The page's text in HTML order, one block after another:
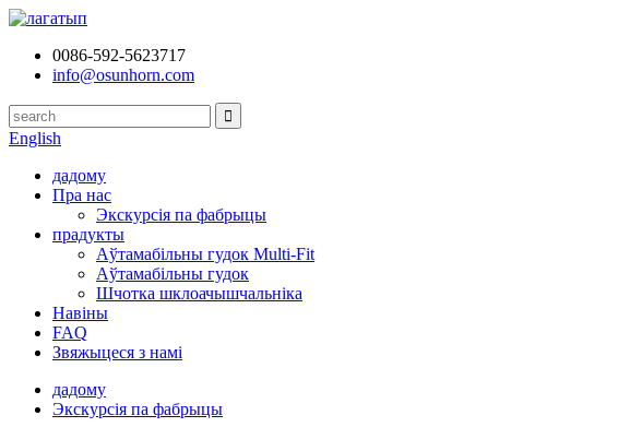
0086-592-5623717
info@osunhorn.com
English
дадому
Пра нас
Экскурсія па фабрыцы
прадукты
Аўтамабільны гудок Multi-Fit
Аўтамабільны гудок
Шчотка шклоачышчальніка
Навіны
FAQ
Звяжыцеся з намі
дадому
Экскурсія па фабрыцы